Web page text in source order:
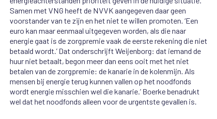
Samen met VNG heeft de NVVK aangegeven daar geen
voorstander van te zijn en het niet te willen promoten. ‘Een
euro kan maar eenmaal uitgegeven worden, als die naar
energie gaat is de zorgpremie vaak de eerste rekening die niet
betaald wordt.’ Dat onderschrijft Weijenborg: dat iemand de
huur niet betaalt, begon meer dan eens ooit met het niet
betalen van de zorgpremie: de kanarie in de kolenmijn. Als
mensen bij energie terug kunnen vallen op het noodfonds
wordt energie misschien wel die kanarie.’ Boerke benadrukt
wel dat het noodfonds alleen voor de urgentste gevallen is.